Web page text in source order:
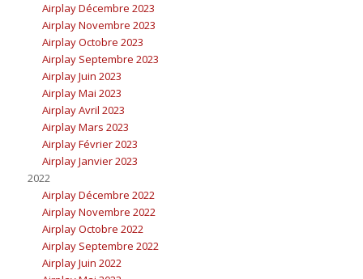
Airplay Décembre 2023
Airplay Novembre 2023
Airplay Octobre 2023
Airplay Septembre 2023
Airplay Juin 2023
Airplay Mai 2023
Airplay Avril 2023
Airplay Mars 2023
Airplay Février 2023
Airplay Janvier 2023
2022
Airplay Décembre 2022
Airplay Novembre 2022
Airplay Octobre 2022
Airplay Septembre 2022
Airplay Juin 2022